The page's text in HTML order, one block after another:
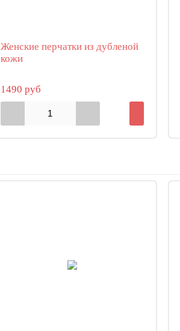
Женские перчатки из дубленой
кожи
1490 руб